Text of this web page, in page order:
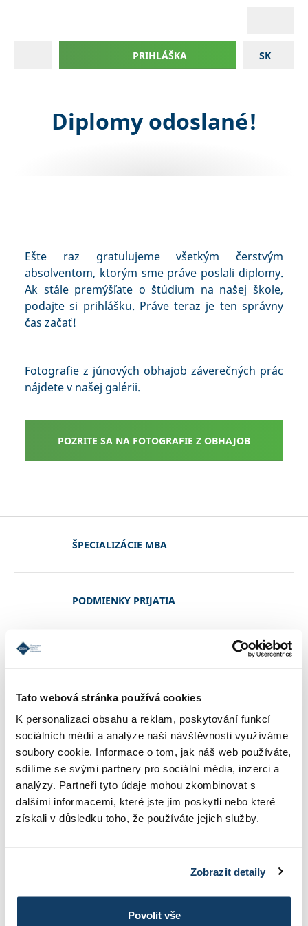
Tato webová stránka používá cookies
K personalizaci obsahu a reklam, poskytování funkcí
sociálních médií a analýze naší návštěvnosti využíváme
soubory cookie. Informace o tom, jak náš web používáte,
sdílíme se svými partnery pro sociální média, inzerci a
analýzy. Partneři tyto údaje mohou zkombinovat s
dalšími informacemi, které jste jim poskytli nebo které
získali v důsledku toho, že používáte jejich služby.
Zobrazit detaily
Povolit vše
SK
PRIHLÁŠKA
Diplomy odoslané!
Ešte raz gratulujeme všetkým čerstvým
absolventom, ktorým sme práve poslali diplomy.
Ak stále premýšľate o štúdium na našej škole,
podajte si prihlášku. Práve teraz je ten správny
čas začať!
Fotografie z júnových obhajob záverečných prác
nájdete v našej galérii.
POZRITE SA NA FOTOGRAFIE Z OBHAJOB
ŠPECIALIZÁCIE MBA
PODMIENKY PRIJATIA
INFORMÁCIE O ŠTÚDIU
ŠKOLNÉ